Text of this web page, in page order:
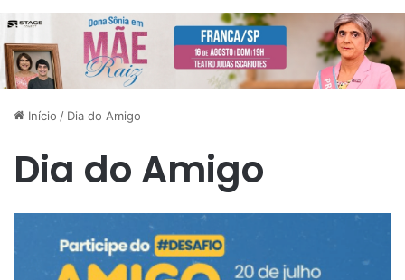
Início / Dia do Amigo
Dia do Amigo